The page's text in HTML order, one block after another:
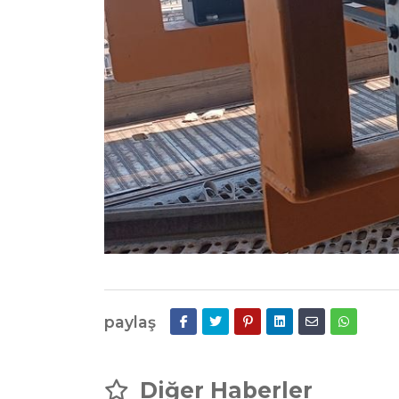
paylaş
Diğer Haberler